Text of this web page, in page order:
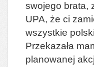
swojego brata,
UPA, że ci
wszystkie
Przekazała
planowanej